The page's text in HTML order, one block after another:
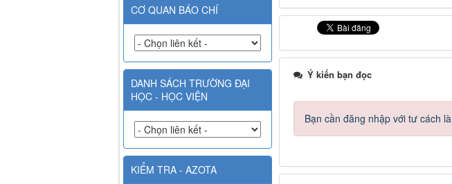
Ý kiến bạn đọc
Bạn cần đăng nhập với tư cách là
CƠ QUAN BÁO CHÍ
DANH SÁCH TRƯỜNG ĐẠI
HỌC - HỌC VIỆN
KIỂM TRA - AZOTA